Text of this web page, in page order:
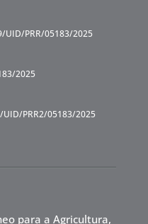
PRR/05183/2025
2025
PRR2/05183/2025
para a Agricultura,